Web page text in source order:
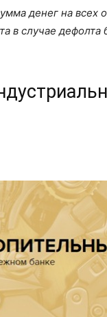
денег на всех
в случае